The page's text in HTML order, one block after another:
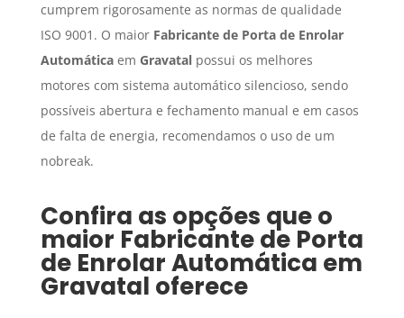
cumprem rigorosamente as normas de qualidade
ISO 9001. O maior Fabricante de Porta de Enrolar
Automáticaem Gravatalpossui os melhores
motores com sistema automático silencioso, sendo
possíveis abertura e fechamento manual e em casos
de falta de energia, recomendamos o uso de um
nobreak.
Confira as opções que o
maior Fabricante de Porta
de Enrolar Automática em
Gravatal oferece